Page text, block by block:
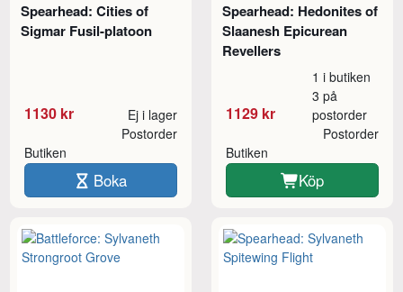
Spearhead: Cities of
Sigmar Fusil-platoon
1130 kr Ej i lager
Butiken
Postorder
Boka
Spearhead: Hedonites of
Slaanesh Epicurean
Revellers
1129 kr
1 i butiken
3 på
postorder
Butiken
Postorder
Köp